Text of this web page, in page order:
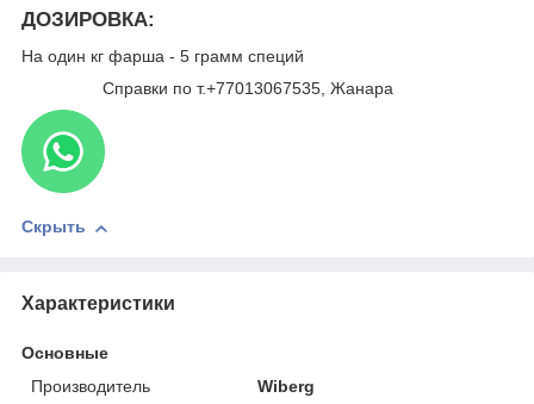
ДОЗИРОВКА:
На один кг фарша - 5 грамм специй
Справки по т.+77013067535, Жанара
Скрыть
Характеристики
Основные
Производитель
Wiberg